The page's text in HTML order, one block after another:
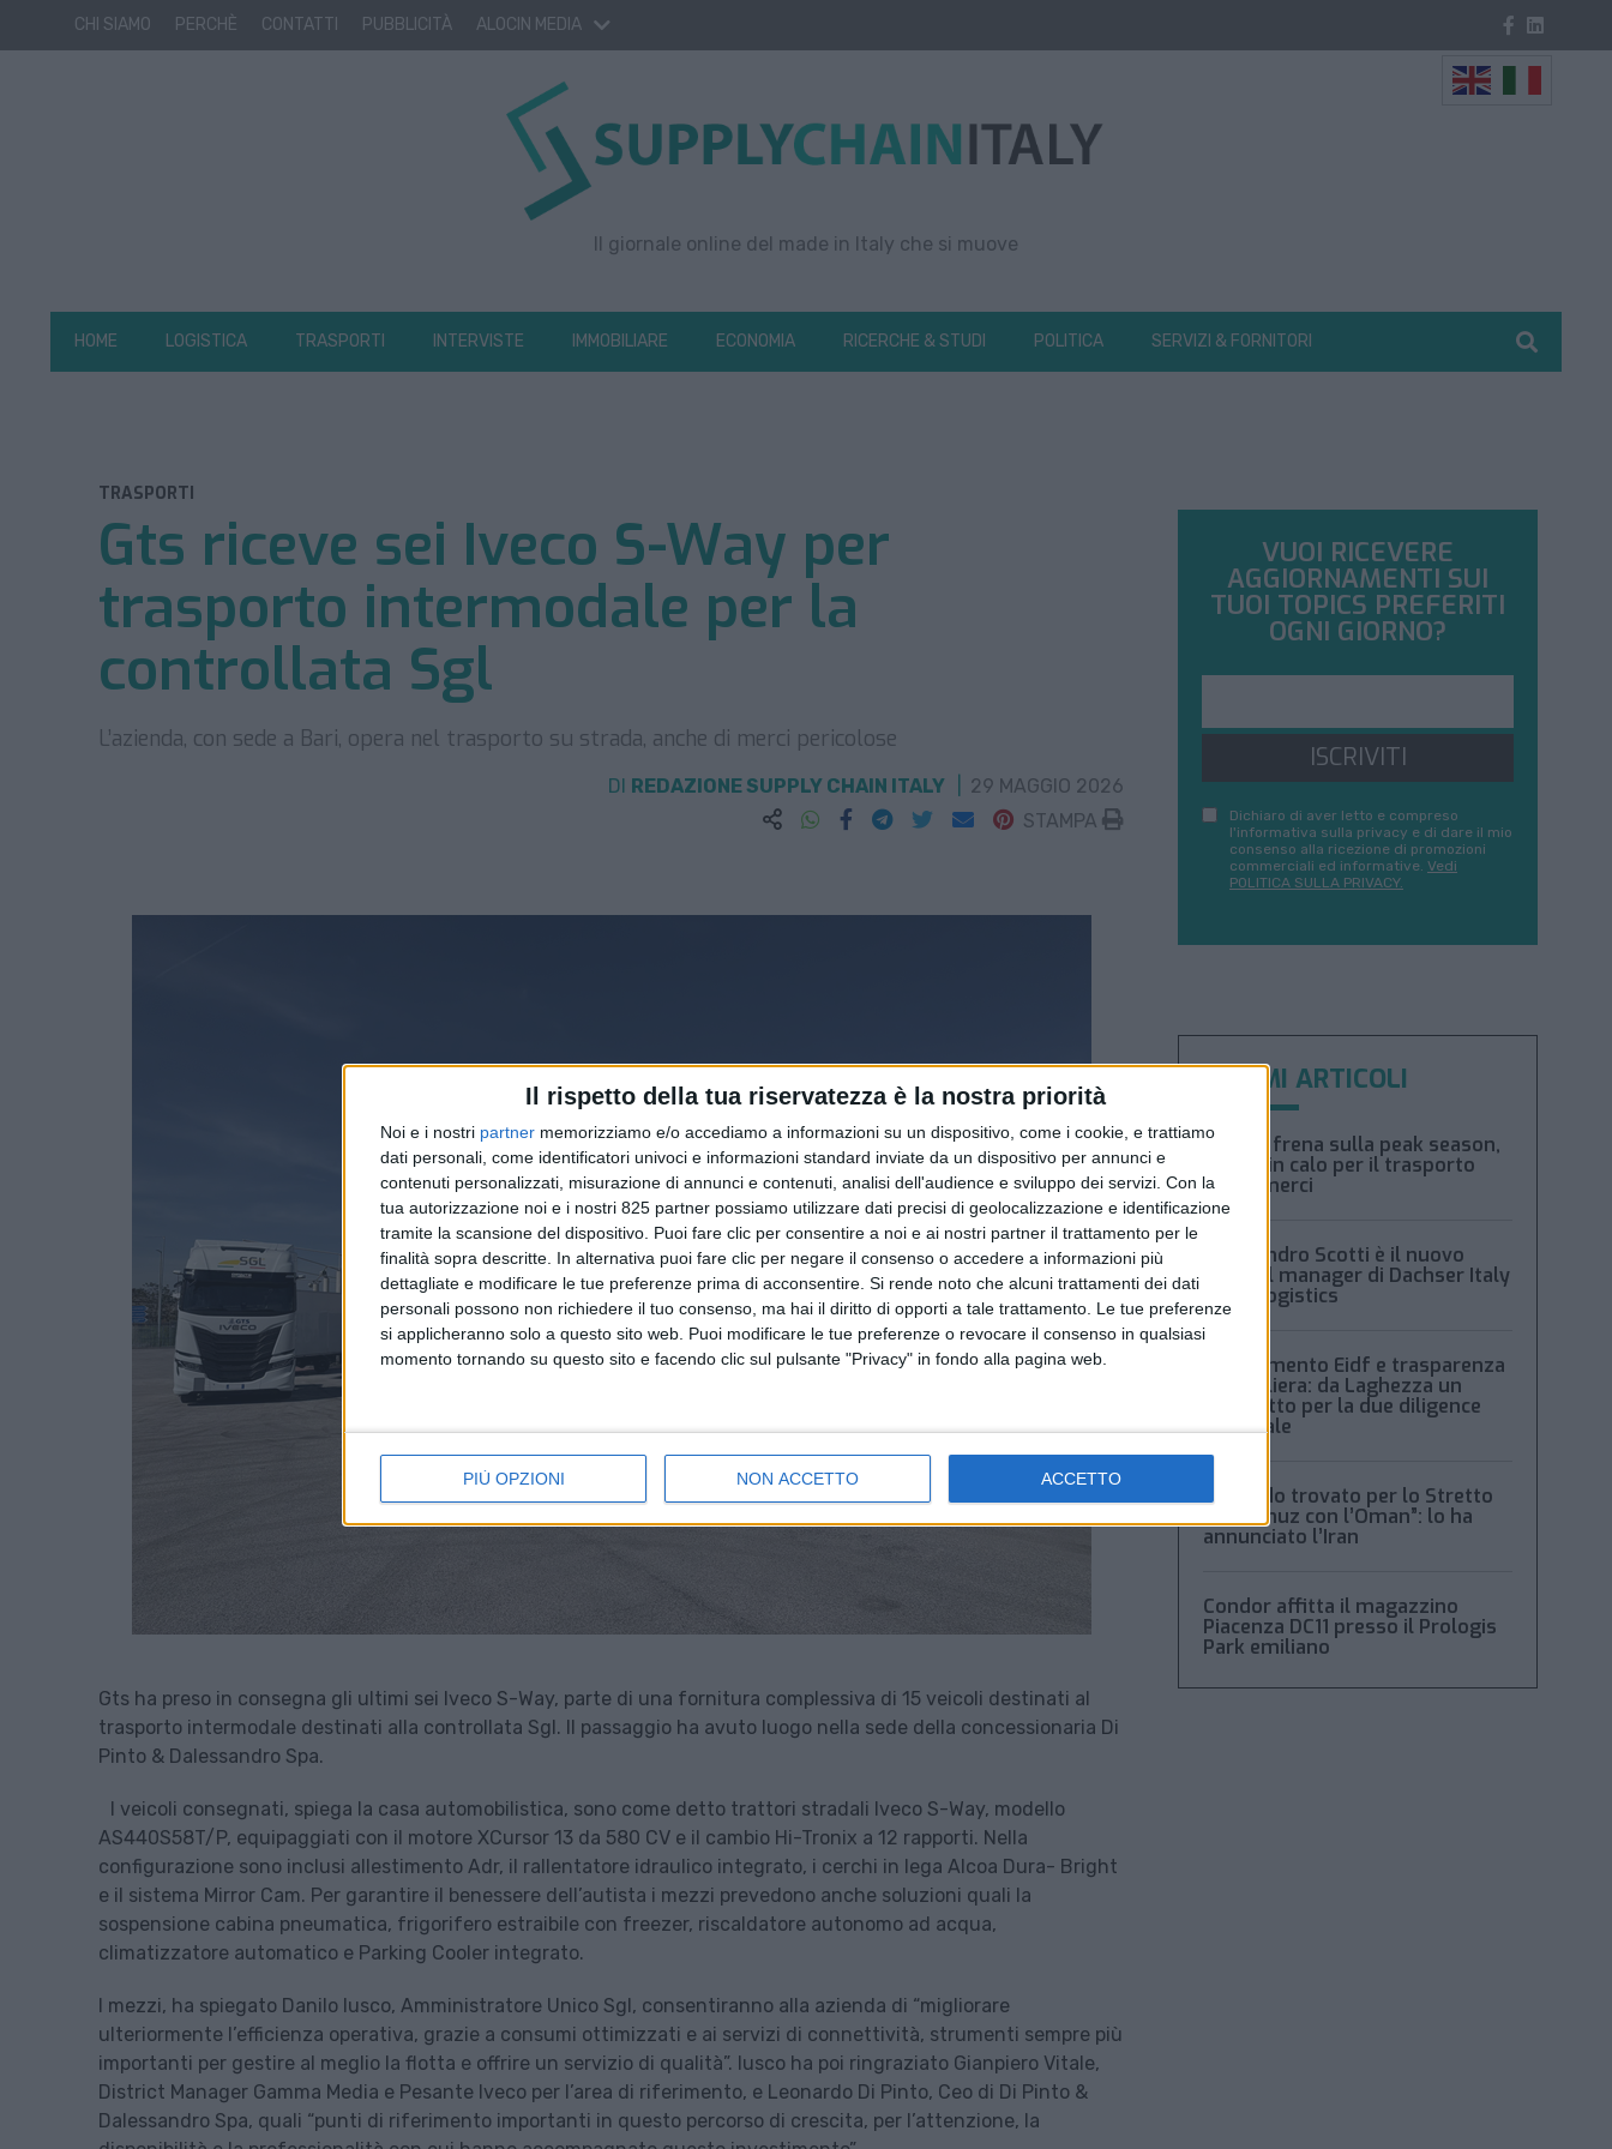
Il rispetto della tua riservatezza è la nostra priorità
Noi e i nostri partner memorizziamo e/o accediamo a informazioni su un dispositivo, come i cookie, e trattiamo
dati personali, come identificatori univoci e informazioni standard inviate da un dispositivo per annunci e
contenuti personalizzati, misurazione di annunci e contenuti, analisi dell'audience e sviluppo dei servizi. Con la
tua autorizzazione noi e i nostri 825 partner possiamo utilizzare dati precisi di geolocalizzazione e identificazione
tramite la scansione del dispositivo. Puoi fare clic per consentire a noi e ai nostri partner il trattamento per le
finalità sopra descritte. In alternativa puoi fare clic per negare il consenso o accedere a informazioni più
dettagliate e modificare le tue preferenze prima di acconsentire. Si rende noto che alcuni trattamenti dei dati
personali possono non richiedere il tuo consenso, ma hai il diritto di opporti a tale trattamento. Le tue preferenze
si applicheranno solo a questo sito web. Puoi modificare le tue preferenze o revocare il consenso in qualsiasi
momento tornando su questo sito e facendo clic sul pulsante "Privacy" in fondo alla pagina web.
PIÙ OPZIONI NON ACCETTO ACCETTO
CHI SIAMO PERCHÈ CONTATTI PUBBLICITÀ ALOCIN MEDIA
Il giornale online del made in Italy che si muove
HOME LOGISTICA TRASPORTI INTERVISTE IMMOBILIARE ECONOMIA RICERCHE & STUDI POLITICA SERVIZI & FORNITORI
TRASPORTI
Gts riceve sei Iveco S-Way per
trasporto intermodale per la
controllata Sgl
L’azienda, con sede a Bari, opera nel trasporto su strada, anche di merci pericolose
DI REDAZIONE SUPPLY CHAIN ITALY
29 MAGGIO 2026
STAMPA
Gts ha preso in consegna gli ultimi sei Iveco S-Way, parte di una fornitura complessiva di 15 veicoli destinati al
trasporto intermodale destinati alla controllata Sgl. Il passaggio ha avuto luogo nella sede della concessionaria Di
Pinto & Dalessandro Spa.
I veicoli consegnati, spiega la casa automobilistica, sono come detto trattori stradali Iveco S-Way, modello
AS440S58T/P, equipaggiati con il motore XCursor 13 da 580 CV e il cambio Hi-Tronix a 12 rapporti. Nella
configurazione sono inclusi allestimento Adr, il rallentatore idraulico integrato, i cerchi in lega Alcoa Dura- Bright
e il sistema Mirror Cam. Per garantire il benessere dell’autista i mezzi prevedono anche soluzioni quali la
sospensione cabina pneumatica, frigorifero estraibile con freezer, riscaldatore autonomo ad acqua,
climatizzatore automatico e Parking Cooler integrato.
I mezzi, ha spiegato Danilo Iusco, Amministratore Unico Sgl, consentiranno alla azienda di “migliorare
ulteriormente l’efficienza operativa, grazie a consumi ottimizzati e ai servizi di connettività, strumenti sempre più
importanti per gestire al meglio la flotta e offrire un servizio di qualità”. Iusco ha poi ringraziato Gianpiero Vitale,
District Manager Gamma Media e Pesante Iveco per l’area di riferimento, e Leonardo Di Pinto, Ceo di Di Pinto &
Dalessandro Spa, quali “punti di riferimento importanti in questo percorso di crescita, per l’attenzione, la
VUOI RICEVERE
AGGIORNAMENTI SUI
TUOI TOPICS PREFERITI
OGNI GIORNO?
ISCRIVITI
Dichiaro di aver letto e compreso
l'informativa sulla privacy e di dare il mio
consenso alla ricezione di promozioni
commerciali ed informative. Vedi
POLITICA SULLA PRIVACY.
ULTIMI ARTICOLI
Xeneta frena sulla peak season,
tariffe in calo per il trasporto
aereo merci
Alessandro Scotti è il nuovo
general manager di Dachser Italy
Food Logistics
Regolamento Eidf e trasparenza
della filiera: da Laghezza un
pacchetto per la due diligence
aziendale
“Accordo trovato per lo Stretto
di Hormuz con l’Oman”: lo ha
annunciato l’Iran
Condor affitta il magazzino
Piacenza DC11 presso il Prologis
Park emiliano